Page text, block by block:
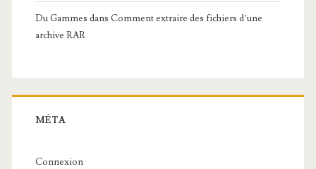
Du Gammes dans Comment extraire des fichiers d’une
archive RAR
MÉTA
Connexion